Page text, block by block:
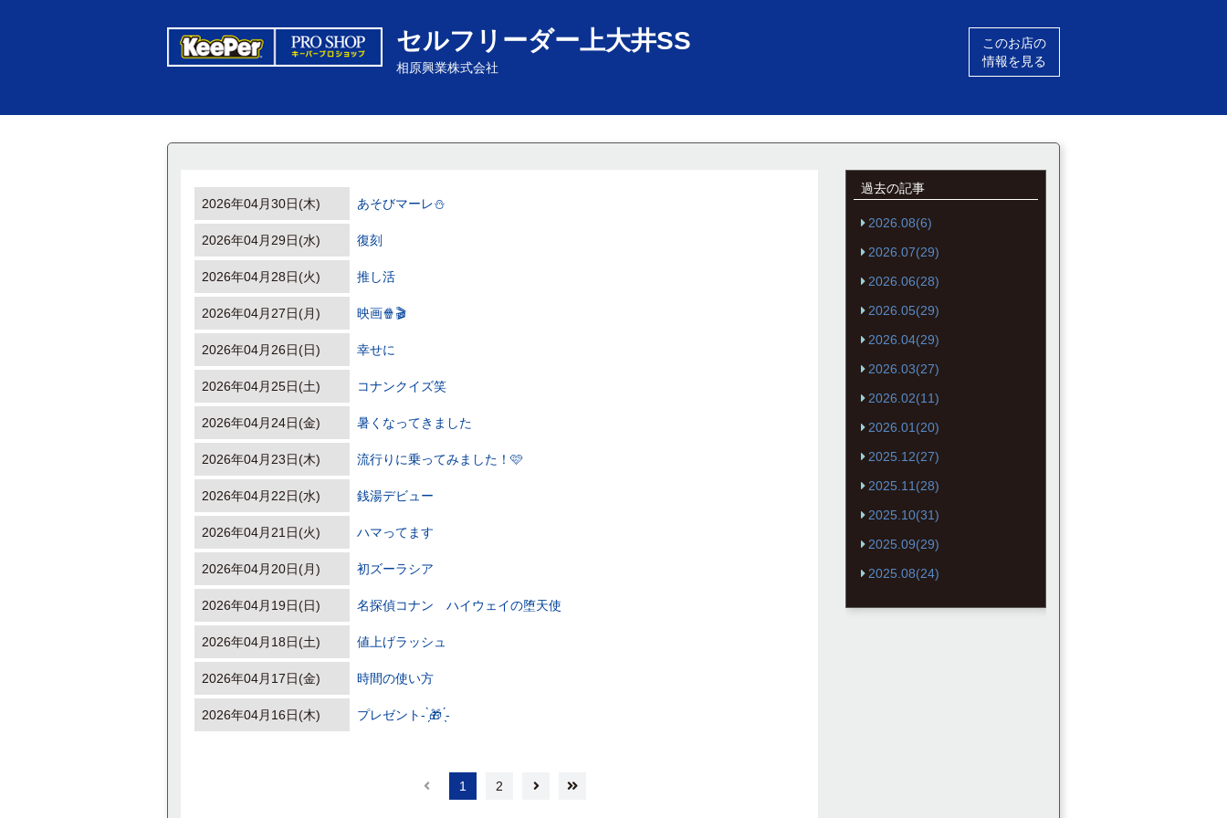
セルフリーダー上大井SS
相原興業株式会社
このお店の
情報を見る
2026年04月30日(木) あそびマーレ⛄️
2026年04月29日(水) 復刻
2026年04月28日(火) 推し活
2026年04月27日(月) 映画🍿🎬
2026年04月26日(日) 幸せに
2026年04月25日(土) コナンクイズ笑
2026年04月24日(金) 暑くなってきました
2026年04月23日(木) 流行りに乗ってみました！🩷
2026年04月22日(水) 銭湯デビュー
2026年04月21日(火) ハマってます
2026年04月20日(月) 初ズーラシア
2026年04月19日(日) 名探偵コナン ハイウェイの堕天使
2026年04月18日(土) 値上げラッシュ
2026年04月17日(金) 時間の使い方
2026年04月16日(木) プレゼント- ̗̀🎁 ̖́-
1 2
過去の記事
2026.08(6)
2026.07(29)
2026.06(28)
2026.05(29)
2026.04(29)
2026.03(27)
2026.02(11)
2026.01(20)
2025.12(27)
2025.11(28)
2025.10(31)
2025.09(29)
2025.08(24)